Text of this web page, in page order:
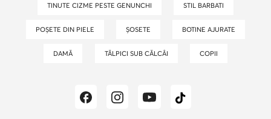
TINUTE CIZME PESTE GENUNCHI STIL BARBATI
POȘETE DIN PIELE ȘOSETE BOTINE AJURATE
DAMĂ TĂLPICI SUB CĂLCÂI COPII